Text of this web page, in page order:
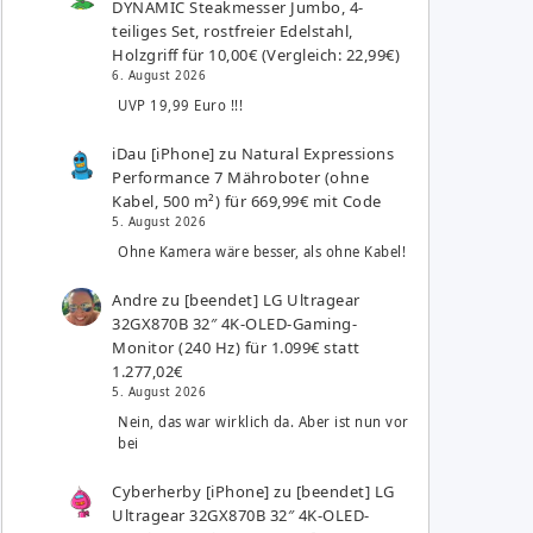
DYNAMIC Steakmesser Jumbo, 4-
teiliges Set, rostfreier Edelstahl,
Holzgriff für 10,00€ (Vergleich: 22,99€)
6. August 2026
UVP 19,99 Euro !!!
iDau [iPhone] zu Natural Expressions
Performance 7 Mähroboter (ohne
Kabel, 500 m²) für 669,99€ mit Code
5. August 2026
Ohne Kamera wäre besser, als ohne Kabel!
Andre zu [beendet] LG Ultragear
32GX870B 32″ 4K-OLED-Gaming-
Monitor (240 Hz) für 1.099€ statt
1.277,02€
5. August 2026
Nein, das war wirklich da. Aber ist nun vor
bei
Cyberherby [iPhone] zu [beendet] LG
Ultragear 32GX870B 32″ 4K-OLED-